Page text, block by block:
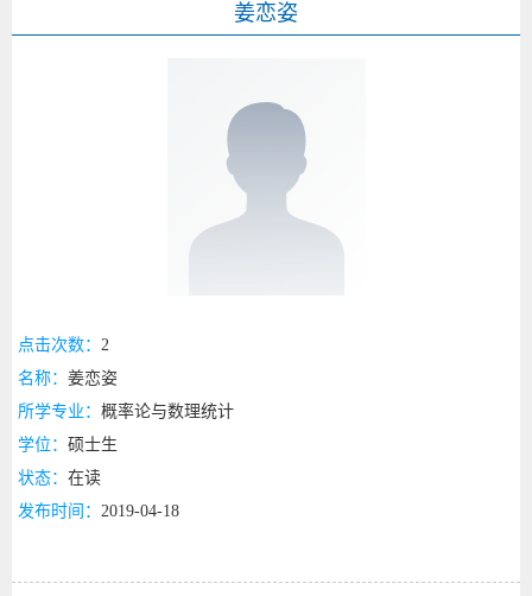
姜恋姿
点击次数： 2
名称： 姜恋姿
所学专业： 概率论与数理统计
学位： 硕士生
状态： 在读
发布时间： 2019-04-18